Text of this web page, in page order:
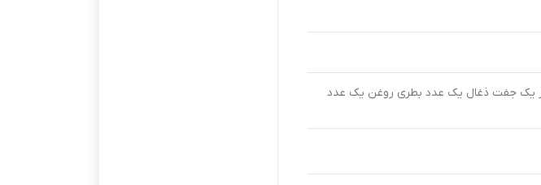
یک جفت ذغال یک عدد بطری روغن یک عدد